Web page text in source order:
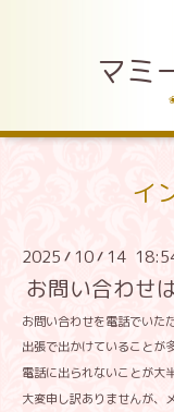
マミ
イ
2025 / 10/ 14
お問い合わせ
お問い合わせを電話でいた
出張で出かけていることが
電話に出られないことが大
大変申し訳ありませんが、